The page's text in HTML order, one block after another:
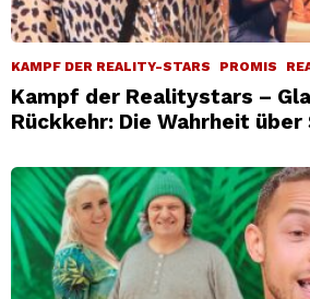
KAMPF DER REALITY-STARS PROMIS
Kampf der Realitystars –
Rückkehr: Die Wahrheit über